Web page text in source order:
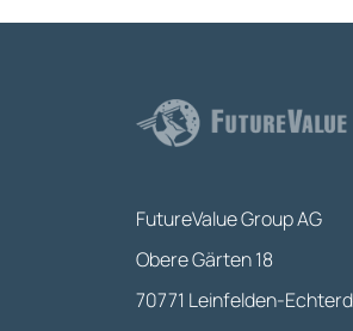
FutureValue Group AG
Obere Gärten 18
70771 Leinfelden-